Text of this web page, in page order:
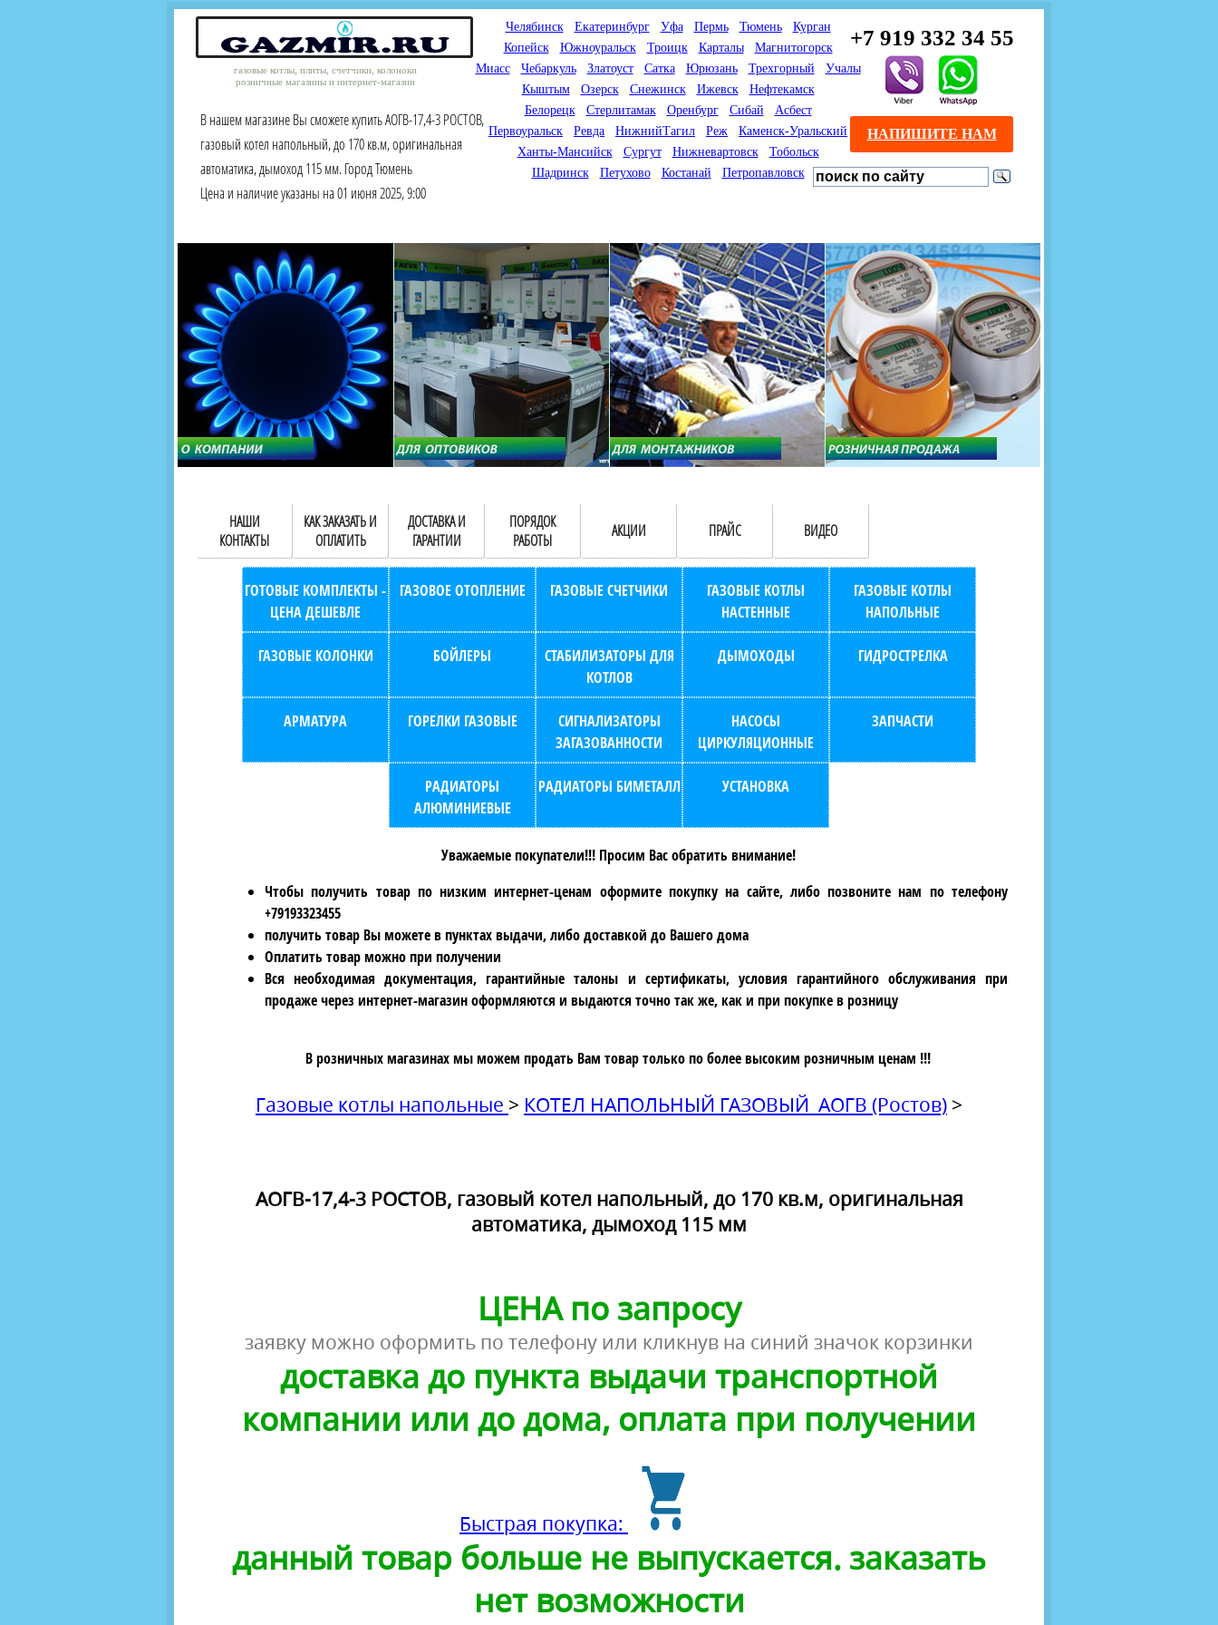
газовые котлы, плиты, счетчики, колоноки
розничные магазины и интернет-магазин
+7 919 332 34 55
Челябинск Екатеринбург Уфа Пермь Тюмень
Курган
Копейск
Южноуральск Троицк Карталы
Магнитогорск
Миасс
Чебаркуль Златоуст Сатка Юрюзань Трехгорный
Учалы
Кыштым
Озерск Снежинск Ижевск
Нефтекамск
Белорецк
Стерлитамак Оренбург Сибай
Асбест
Первоуральск
Ревда НижнийТагил Реж
Каменск-Уральский
Ханты-Мансийск
Сургут Нижневартовск
Тобольск
Шадринск
Петухово Костанай Петропавловск
В нашем магазине Вы сможете купить АОГВ-17,4-3 РОСТОВ,
газовый котел напольный, до 170 кв.м, оригинальная
автоматика, дымоход 115 мм. Город Тюмень
Цена и наличие указаны на 01 июня 2025, 9:00
НАПИШИТЕ НАМ
Мы продаем газовые котлы
для отопления,
водонагреватели, счетчики
газа с доставкой по городам
России и Казахстана
Мы специализируемся на
снабжении магазинов
газового оборудования.
Предлагаем полный
ассортимент товара для
открытия магазина газового
оборудования в Вашем
городе. Мы знаем что будет
продаваться.
Предлагаем взаимовыгодное
сотрудничество
монтажникам газового
оборудования. Если Вы
занимаетесь установкой
газового оборудования, мы
предлагаем Вам оптовые
цены и документарное
сопровождение Ваших
продаж (берем всю
бухгалтерию "на себя")
НАШИ
КОНТАКТЫ
КАК ЗАКАЗАТЬ И
ОПЛАТИТЬ
ДОСТАВКА И
ГАРАНТИИ
ПОРЯДОК
РАБОТЫ
АКЦИИ ПРАЙС ВИДЕО
ГОТОВЫЕ КОМПЛЕКТЫ -
ЦЕНА ДЕШЕВЛЕ
ГАЗОВОЕ ОТОПЛЕНИЕ ГАЗОВЫЕ СЧЕТЧИКИ
ГАЗОВЫЕ КОТЛЫ
НАСТЕННЫЕ
ГАЗОВЫЕ КОТЛЫ
НАПОЛЬНЫЕ
ГАЗОВЫЕ КОЛОНКИ БОЙЛЕРЫ
СТАБИЛИЗАТОРЫ ДЛЯ
КОТЛОВ
ДЫМОХОДЫ ГИДРОСТРЕЛКА
АРМАТУРА ГОРЕЛКИ ГАЗОВЫЕ
СИГНАЛИЗАТОРЫ
ЗАГАЗОВАННОСТИ
НАСОСЫ
ЦИРКУЛЯЦИОННЫЕ
ЗАПЧАСТИ
РАДИАТОРЫ
АЛЮМИНИЕВЫЕ
РАДИАТОРЫ БИМЕТАЛЛ УСТАНОВКА
Уважаемые покупатели!!! Просим Вас обратить внимание!
Чтобы получить товар по низким интернет-ценам оформите покупку на сайте, либо позвоните нам по телефону
+79193323455
получить товар Вы можете в пунктах выдачи, либо доставкой до Вашего дома
Оплатить товар можно при получении
Вся необходимая документация, гарантийные талоны и сертификаты, условия гарантийного обслуживания при
продаже через интернет-магазин оформляются и выдаются точно так же, как и при покупке в розницу
В розничных магазинах мы можем продать Вам товар только по более высоким розничным ценам !!!
Газовые котлы напольные > КОТЕЛ НАПОЛЬНЫЙ ГАЗОВЫЙ АОГВ (Ростов) >
АОГВ-17,4-3 РОСТОВ, газовый котел напольный, до 170 кв.м, оригинальная
автоматика, дымоход 115 мм
ЦЕНА по запросу
заявку можно оформить по телефону или кликнув на синий значок корзинки
доставка до пункта выдачи транспортной
компании или до дома, оплата при получении
Быстрая покупка:
данный товар больше не выпускается. заказать
нет возможности